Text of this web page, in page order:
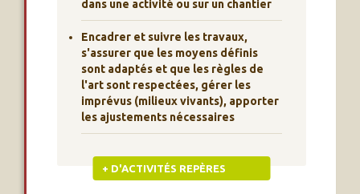
dans une activité ou sur un chantier
Encadrer et suivre les travaux,
s'assurer que les moyens définis
sont adaptés et que les règles de
l'art sont respectées, gérer les
imprévus (milieux vivants), apporter
les ajustements nécessaires
+ D'ACTIVITÉS REPÈRES